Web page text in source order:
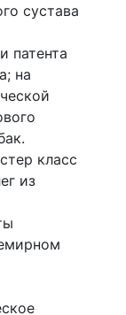
сустава
патента
на
класс
из